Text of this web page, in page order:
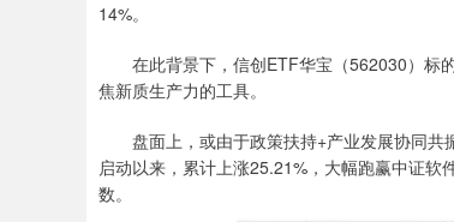
14%。
在此背景下，信创ETF华宝（562030）标的
焦新质生产力的工具。
盘面上，或由于政策扶持+产业发展协同共
启动以来，累计上涨25.21%，大幅跑赢中证
数。